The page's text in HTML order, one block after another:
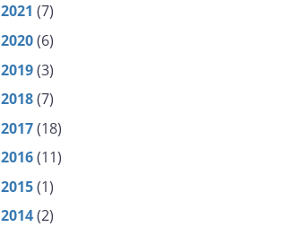
2021 (7)
2020(6)
2019(3)
2018(7)
2017(18)
2016(11)
2015(1)
2014(2)